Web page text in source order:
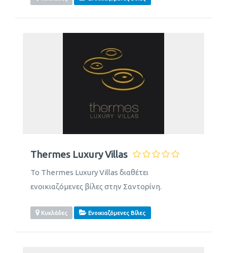
Thermes Luxury Villas
Το Thermes Luxury Villas διαθέτει
ενοικιαζόμενες βίλες στην Σαντορίνη.
Κυκλάδες Ενοικιαζόμενες Βίλες